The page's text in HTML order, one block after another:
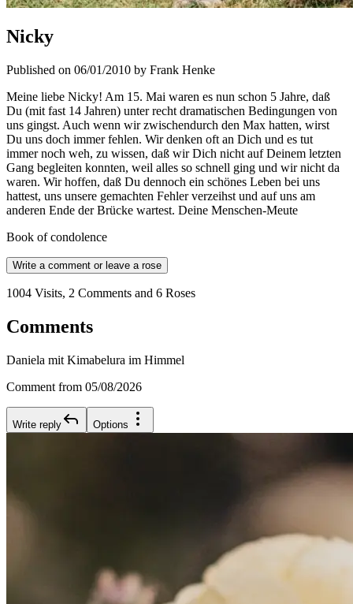
Nicky
Published on 06/01/2010 by Frank Henke
Meine liebe Nicky! Am 15. Mai waren es nun schon 5 Jahre, daß
Du (mit fast 14 Jahren) unter recht dramatischen Bedingungen von
uns gingst. Auch wenn wir zwischendurch den Max hatten, wirst
Du uns doch immer fehlen. Wir denken oft an Dich und es tut
immer noch weh, zu wissen, daß wir Dich nicht auf Deinem letzten
Gang begleiten konnten, weil alles so schnell ging und wir nicht da
waren. Wir hoffen, daß Du dennoch ein schönes Leben bei uns
hattest, uns unsere gemachten Fehler verzeihst und auf uns am
anderen Ende der Brücke wartest. Deine Menschen-Meute
Book of condolence
Write a comment or leave a rose
1004 Visits, 2 Comments and 6 Roses
Comments
Daniela mit Kimabelura im Himmel
Comment from 05/08/2026
Write reply Options